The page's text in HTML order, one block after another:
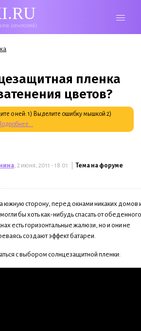
(сенполий)
пленка
цветов?
о ней: 1) Выделите ошибку мышкой 2)
, 2 июня, 2011 - 18:01 | Тема на форуме
южную сторону, перед окнами никаких домов
бы хоть как-нибудь спасать от обеденного
есть горизонтальные жалюзи, но и они не
создают эффект батареи.
с выбором солнцезащитной пленки: